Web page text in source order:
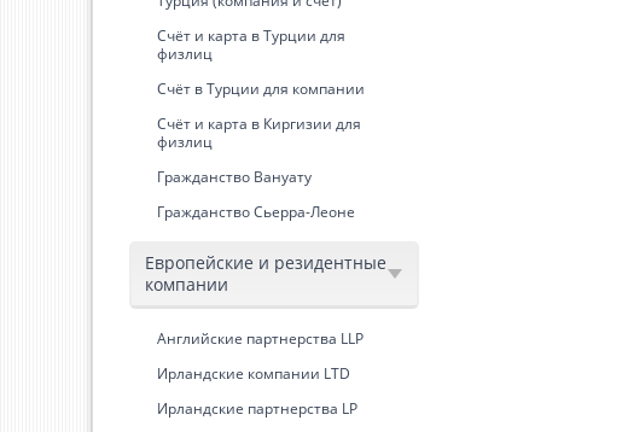
Счёт и карта в Турции для
физлиц
Cчёт в Турции для компании
Счёт и карта в Киргизии для
физлиц
Гражданство Вануату
Гражданство Сьерра-Леоне
Европейские и резидентные
компании
Английские партнерства LLP
Ирландские компании LTD
Ирландские партнерства LP